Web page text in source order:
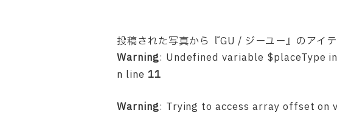
投稿された写真から『GU / ジーユー』のアイ
Warning: Undefined variable $placeType
n line 11
Warning: Trying to access array offset